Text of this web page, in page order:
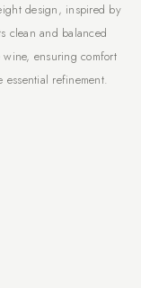
design, inspired by
clean and balanced
ensuring comfort
essential refinement.